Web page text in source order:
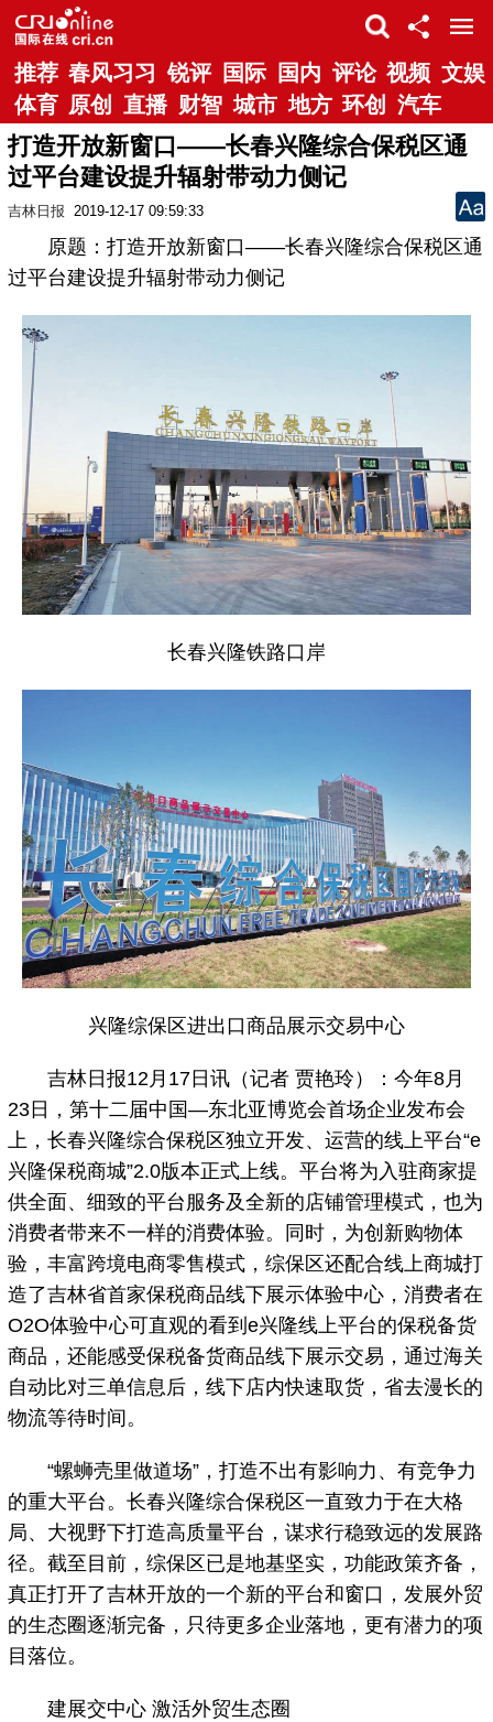
推荐 春风习习 锐评 国际 国内 评论 视频 文娱
体育 原创 直播 财智 城市 地方 环创 汽车
打造开放新窗口——长春兴隆综合保税区通
过平台建设提升辐射带动力侧记
吉林日报 2019-12-17 09:59:33
原题：打造开放新窗口——长春兴隆综合保税区通
过平台建设提升辐射带动力侧记
长春兴隆铁路口岸
兴隆综保区进出口商品展示交易中心
吉林日报12月17日讯（记者 贾艳玲）：今年8月
23日，第十二届中国—东北亚博览会首场企业发布会
上，长春兴隆综合保税区独立开发、运营的线上平台“e
兴隆保税商城”2.0版本正式上线。平台将为入驻商家提
供全面、细致的平台服务及全新的店铺管理模式，也为
消费者带来不一样的消费体验。同时，为创新购物体
验，丰富跨境电商零售模式，综保区还配合线上商城打
造了吉林省首家保税商品线下展示体验中心，消费者在
O2O体验中心可直观的看到e兴隆线上平台的保税备货
商品，还能感受保税备货商品线下展示交易，通过海关
自动比对三单信息后，线下店内快速取货，省去漫长的
物流等待时间。
“螺蛳壳里做道场”，打造不出有影响力、有竞争力
的重大平台。长春兴隆综合保税区一直致力于在大格
局、大视野下打造高质量平台，谋求行稳致远的发展路
径。截至目前，综保区已是地基坚实，功能政策齐备，
真正打开了吉林开放的一个新的平台和窗口，发展外贸
的生态圈逐渐完备，只待更多企业落地，更有潜力的项
目落位。
建展交中心 激活外贸生态圈